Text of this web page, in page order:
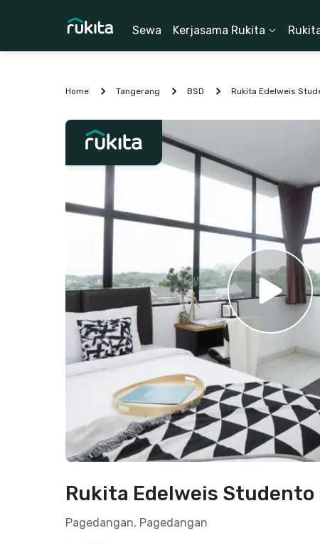
Sewa Kerjasama Rukita
Home Tangerang BSD Rukita Edelweis
Rukita Edelweis Studento
Pagedangan, Pagedangan